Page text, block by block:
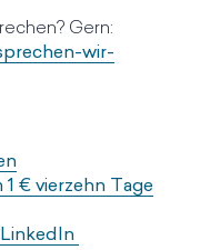
Gern:
wir-
€ vierzehn Tage